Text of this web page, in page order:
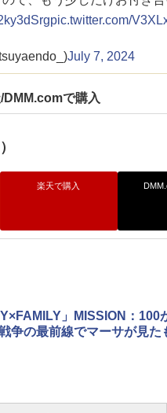
pic.twitter.com/
July 7, 2024
で購入
楽天で購入
」MISSION：100
争の最前線でマーサが見た